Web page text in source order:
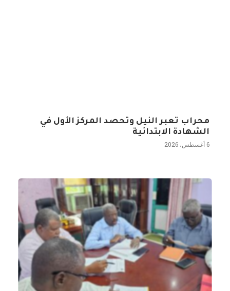
محراب تعبر النيل وتحصد المركز الأول في
الشهادة الابتدائية
6 أغسطس، 2026